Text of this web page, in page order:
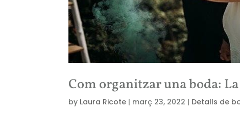
Com organitzar una boda:
by Laura Ricote | març 23, 2022 | Detalls de